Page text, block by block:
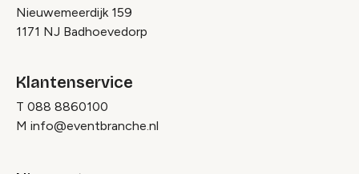
Nieuwemeerdijk 159
1171 NJ Badhoevedorp
Klantenservice
T 088 8860100
M info@eventbranche.nl